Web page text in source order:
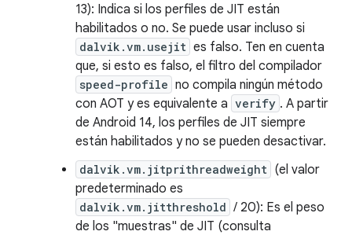
13): Indica si los perfiles de JIT están
habilitados o no. Se puede usar incluso si
dalvik.vm.usejit es falso. Ten en cuenta
que, si esto es falso, el filtro del compilador
speed-profile no compila ningún método
con AOT y es equivalente a verify . A partir
de Android 14, los perfiles de JIT siempre
están habilitados y no se pueden desactivar.
dalvik.vm.jitprithreadweight (el valor
predeterminado es
dalvik.vm.jitthreshold / 20): Es el peso
de los "muestras" de JIT (consulta